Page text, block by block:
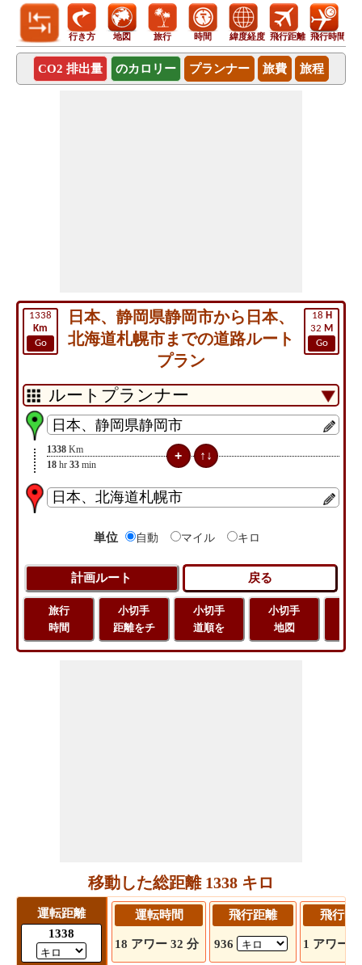
行き方 地図 旅行 時間 緯度経度 飛行距離 飛行時間
CO2 排出量 のカロリー プランナー 旅費 旅程
1338
Km
Go
18 H
32 M
Go
日本、静岡県静岡市から日本、
北海道札幌市までの道路ルート
プラン
1338 Km
18 hr 33 min
単位 自動 マイル キロ
旅行
時間
小切手
距離をチ
小切手
道順を
小切手
地図
移動した総距離 1338 キロ
運転距離
1338
運転時間
18 アワー 32 分
飛行距離
936
飛行時
1 アワー